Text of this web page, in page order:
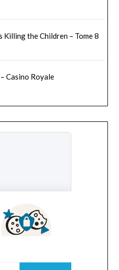
Killing the Children – Tome 8
Casino Royale